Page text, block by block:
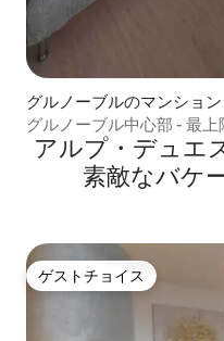
グルノーブルのマンショ
グルノーブル中心部 - 最上
アルプ・デュエ
素⁠敵⁠なバ⁠ケ⁠
ゲストチョイス
ゲストチョイス